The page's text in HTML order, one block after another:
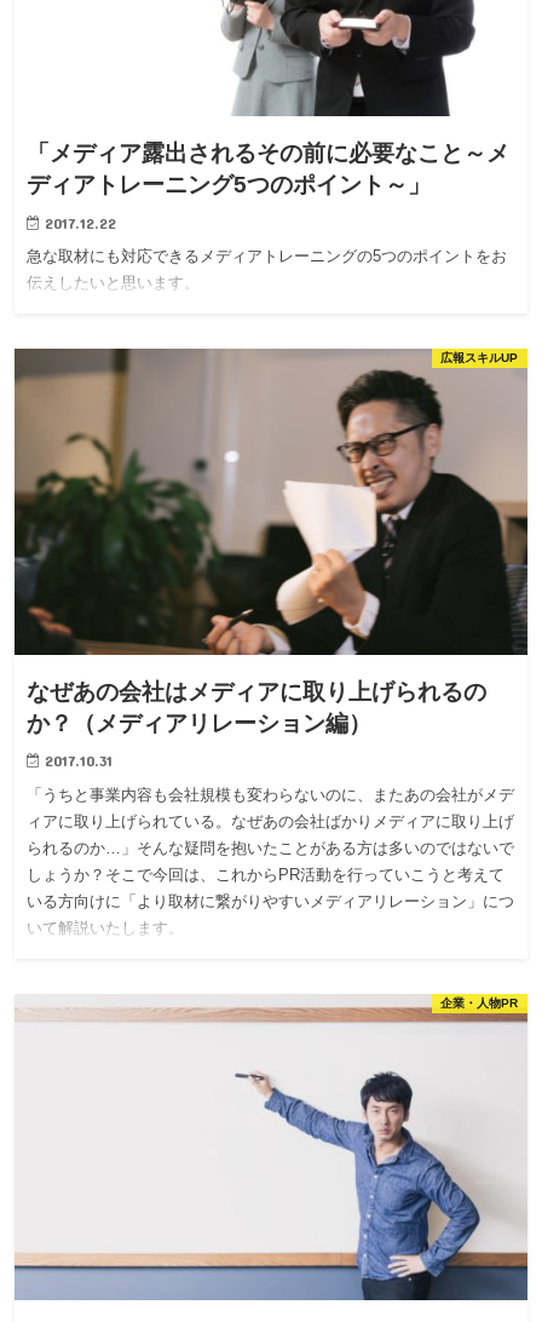
「メディア露出されるその前に必要なこと～メ
ディアトレーニング5つのポイント～」
2017.12.22
急な取材にも対応できるメディアトレーニングの5つのポイントをお
伝えしたいと思います。
広報スキルUP
なぜあの会社はメディアに取り上げられるの
か？（メディアリレーション編）
2017.10.31
「うちと事業内容も会社規模も変わらないのに、またあの会社がメデ
ィアに取り上げられている。なぜあの会社ばかりメディアに取り上げ
られるのか…」そんな疑問を抱いたことがある方は多いのではないで
しょうか？そこで今回は、これからPR活動を行っていこうと考えて
いる方向けに「より取材に繋がりやすいメディアリレーション」につ
いて解説いたします。
企業・人物PR